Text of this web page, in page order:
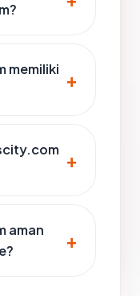
memiliki
aman